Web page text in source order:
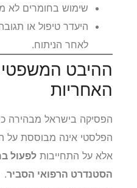
שימוש בחומרים לא
היעדר טיפול או
לאחר הניתוח.
ההיבט המשפטי
האחריות
הפסיקה בישראל מבהירה
הפלסטי אינה מבוססת על
אלא על התחייבות לפעול
הסטנדרט הרפואי הסביר.